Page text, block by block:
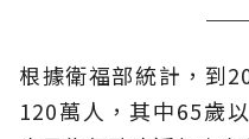
根據衛福部統計，到
120萬人，其中65歲